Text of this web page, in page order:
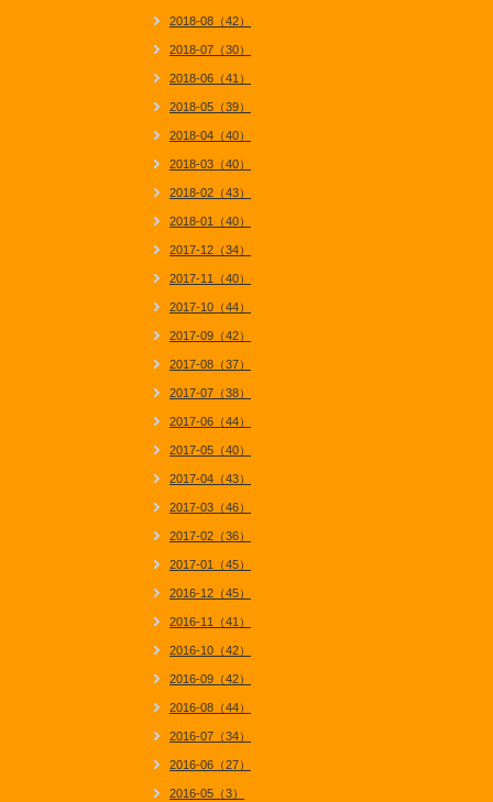
2018-08（42）
2018-07（30）
2018-06（41）
2018-05（39）
2018-04（40）
2018-03（40）
2018-02（43）
2018-01（40）
2017-12（34）
2017-11（40）
2017-10（44）
2017-09（42）
2017-08（37）
2017-07（38）
2017-06（44）
2017-05（40）
2017-04（43）
2017-03（46）
2017-02（36）
2017-01（45）
2016-12（45）
2016-11（41）
2016-10（42）
2016-09（42）
2016-08（44）
2016-07（34）
2016-06（27）
2016-05（3）